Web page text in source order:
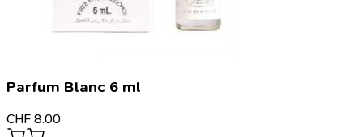
Parfum Blanc 6 ml
CHF 8.00